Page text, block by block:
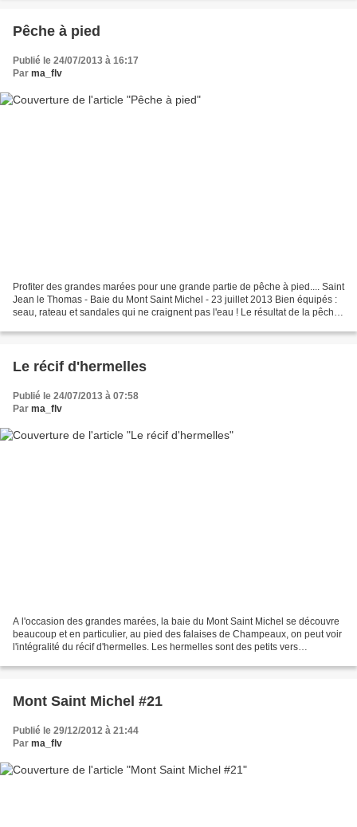
Pêche à pied
Publié le 24/07/2013 à 16:17
Par ma_flv
Profiter des grandes marées pour une grande partie de pêche à pied.... Saint
Jean le Thomas - Baie du Mont Saint Michel - 23 juillet 2013 Bien équipés :
seau, rateau et sandales qui ne craignent pas l'eau ! Le résultat de la pêche :
Le récif d'hermelles
Publié le 24/07/2013 à 07:58
Par ma_flv
A l'occasion des grandes marées, la baie du Mont Saint Michel se découvre
beaucoup et en particulier, au pied des falaises de Champeaux, on peut voir
l'intégralité du récif d'hermelles. Les hermelles sont des petits vers
Mont Saint Michel #21
Publié le 29/12/2012 à 21:44
Par ma_flv